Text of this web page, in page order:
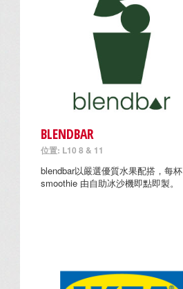
BLENDBAR
位置: L10 8 & 11
blendbar以嚴選優質水果配搭，每杯
smoothie 由自助冰沙機即點即製。